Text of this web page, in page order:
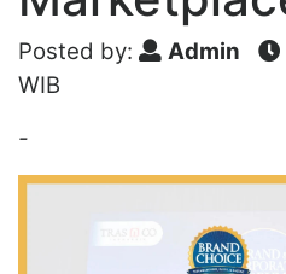
Posted by: Admin
WIB
-